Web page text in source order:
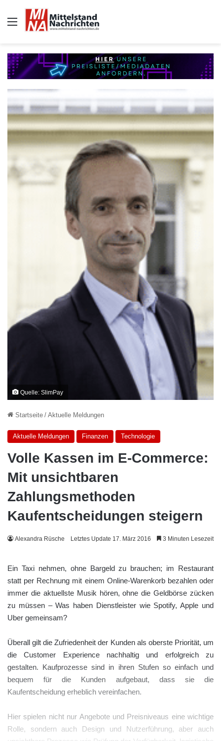
Auswahl
Quelle: SlimPay
Startseite / Aktuelle Meldungen
Aktuelle Meldungen Finanzen Technologie
Volle Kassen im E-Commerce:
Mit unsichtbaren
Zahlungsmethoden
Kaufentscheidungen steigern
Alexandra Rüsche Letztes Update 17. März 2016 3 Minuten Lesezeit
Ein Taxi nehmen, ohne Bargeld zu brauchen; im Restaurant
statt per Rechnung mit einem Online-Warenkorb bezahlen oder
immer die aktuellste Musik hören, ohne die Geldbörse zücken
zu müssen – Was haben Dienstleister wie Spotify, Apple und
Uber gemeinsam?
Überall gilt die Zufriedenheit der Kunden als oberste Priorität, um
die Customer Experience nachhaltig und erfolgreich zu
gestalten. Kaufprozesse sind in ihren Stufen so einfach und
bequem für die Kunden aufgebaut, dass sie die
Kaufentscheidung erheblich vereinfachen.
Hier spielen nicht nur Angebote und Preisniveaus eine wichtige
Rolle, sondern auch Design und Nutzerführung, aber auch